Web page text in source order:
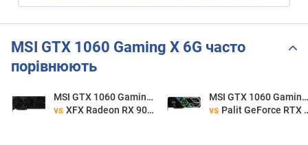
MSI GTX 1060 Gaming X 6G часто
порівнюють
MSI GTX 1060 Gaming X 6G
vs XFX Radeon RX 9070 XT Swift
MSI GTX 1060 Gaming X 6G
vs Palit GeForce RTX 3070 Ti GamingPro